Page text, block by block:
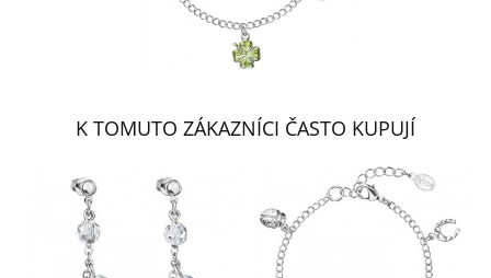
K TOMUTO ZÁKAZNÍCI ČASTO KUPUJÍ